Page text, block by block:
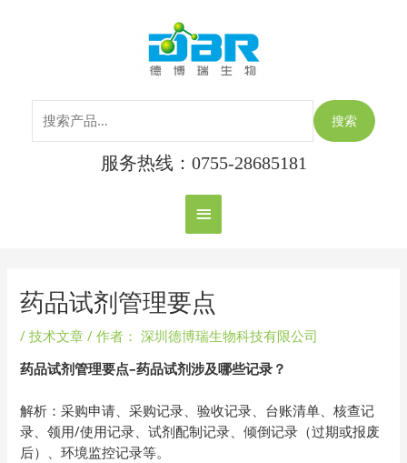
主
菜
单
搜索
服务热线：0755-28685181
药品试剂管理要点
/技术文章 / 作者： 深圳德博瑞生物科技有限公司
药品试剂管理要点–药品试剂涉及哪些记录？
解析：采购申请、采购记录、验收记录、台账清单、核查记
录、领用/使用记录、试剂配制记录、倾倒记录（过期或报废
后）、环境监控记录等。